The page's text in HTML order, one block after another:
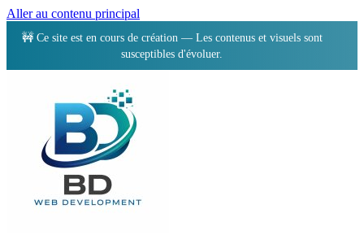
Aller au contenu principal
🚧 Ce site est en cours de création — Les contenus et visuels sont
susceptibles d'évoluer.